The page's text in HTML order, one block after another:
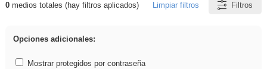
Resultados de: islamismo
0medios totales (hay filtros aplicados) Limpiar filtros Filtros
Opciones adicionales:
Mostrar protegidos por contraseña